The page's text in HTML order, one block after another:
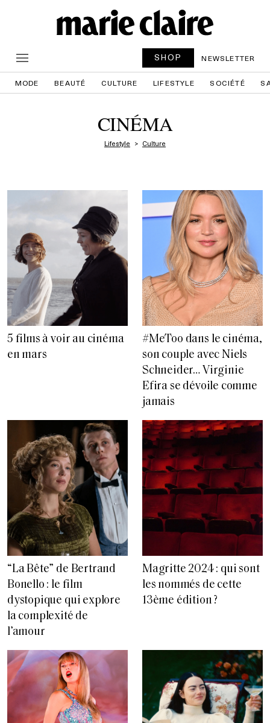
SHOP NEWSLETTER
MODE BEAUTÉ CULTURE LIFESTYLE SOCIÉTÉ
CINÉMA
Lifestyle Culture
5 films à voir au cinéma
en mars
#MeToo dans le cinéma,
son couple avec Niels
Schneider… Virginie
Efira se dévoile comme
jamais
“La Bête” de Bertrand
Bonello : le film
dystopique qui explore
la complexité de
l’amour
Magritte 2024 : qui sont
les nommés de cette
13ème édition ?